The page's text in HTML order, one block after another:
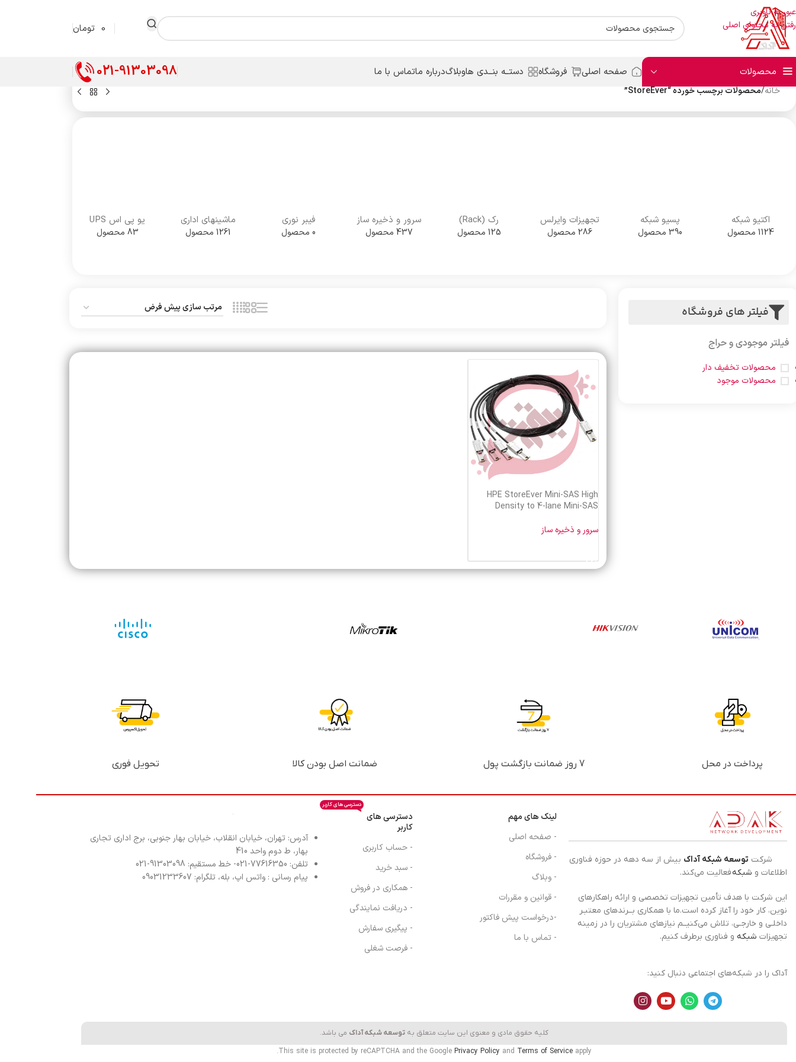
عبور به ناوبری
رفتن به محتوای اصلی
0 تومان
محصولات صفحه اصلی فروشگاه دستــه بنــدی هاوبلاگدرباره ماتماس با ما 021-91303098
خانه/محصولات برچسب خورده “StoreEver”
اکتیو شبکه
1124 محصول
پسیو شبکه
390 محصول
تجهیزات وایرلس
286 محصول
رک (Rack)
125 محصول
سرور و ذخیره ساز
437 محصول
فیبر نوری
0 محصول
ماشینهای اداری
1261 محصول
یو پی اس UPS
83 محصول
فیلتر های فروشگاه
فیلتر موجودی و حراج
محصولات تخفیف دار
محصولات موجود
HPE StoreEver Mini-SAS High
Density to 4-lane Mini-SAS
سرور و ذخیره ساز
پرداخت در محل 7 روز ضمانت بازگشت پول ضمانت اصل بودن کالا تحویل فوری
شرکت توسعه شبکه آداک بیش از سه دهه در حوزه فناوری
اطلاعات و شبکهفعالیت می‌کند.
این شرکت با هدف تأمین تجهیزات تخصصی و ارائه راهکارهای
نوین، کار خود را آغاز کرده است.ما با همکاری بــرندهای معتبـر
داخلـی و خارجـی، تلاش می‌کنیــم نیازهای مشتریان را در زمینه
تجهیزات شبکه و فناوری برطرف کنیم.
آداک را در شبکه‌های اجتماعی دنبال کنید:
لینک های مهم
- صفحه اصلی
- فروشگاه
- وبلاگ
- قوانین و مقررات
-درخواست پیش فاکتور
- تماس با ما
دسترسی های
کاربر
دسترسی های کاربر
- حساب کاربری
- سبد خرید
- همکاری در فروش
- دریافت نمایندگی
- پیگیری سفارش
- فرصت شغلی
آدرس: تهران، خیابان انقلاب، خیابان بهار جنوبی، برج اداری تجاری
بهار، ط دوم واحد 410
تلفن: 77616350-021- خط مستقیم: 91303098-021
پیام رسانی : واتس اپ، بله، تلگرام: 09031233607
کلیه حقوق مادی و معنوی این سایت متعلق به توسعه شبکه آداک می باشد.
This site is protected by reCAPTCHA and the Google Privacy Policy and Terms of Service apply.